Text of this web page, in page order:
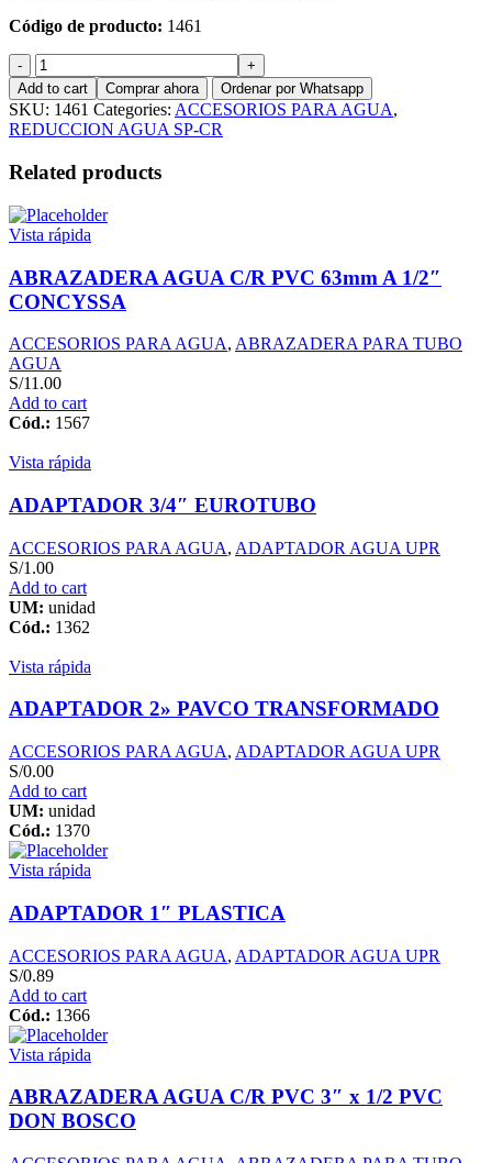
Código de producto: 1461
REDUCCION
2"
A
1"
C/R
EXTERIOR
P/AGUA
quantity
Add to cart Comprar ahora Ordenar por Whatsapp
SKU: 1461 Categories: ACCESORIOS PARA AGUA,
REDUCCION AGUA SP-CR
Related products
Vista rápida
ABRAZADERA AGUA C/R PVC 63mm A 1/2″
CONCYSSA
ACCESORIOS PARA AGUA, ABRAZADERA PARA TUBO
AGUA
S/11.00
Add to cart
Cód.: 1567
Vista rápida
ADAPTADOR 3/4″ EUROTUBO
ACCESORIOS PARA AGUA, ADAPTADOR AGUA UPR
S/1.00
Add to cart
UM: unidad
Cód.: 1362
Vista rápida
ADAPTADOR 2» PAVCO TRANSFORMADO
ACCESORIOS PARA AGUA, ADAPTADOR AGUA UPR
S/0.00
Add to cart
UM: unidad
Cód.: 1370
Vista rápida
ADAPTADOR 1″ PLASTICA
ACCESORIOS PARA AGUA, ADAPTADOR AGUA UPR
S/0.89
Add to cart
Cód.: 1366
Vista rápida
ABRAZADERA AGUA C/R PVC 3″ x 1/2 PVC
DON BOSCO